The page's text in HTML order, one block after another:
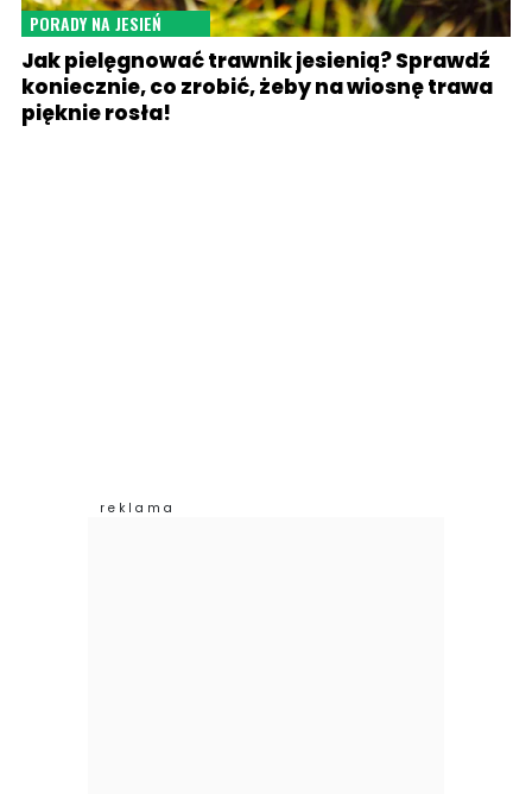
PORADY NA JESIEŃ
Jak pielęgnować trawnik jesienią? Sprawdź
koniecznie, co zrobić, żeby na wiosnę trawa
pięknie rosła!